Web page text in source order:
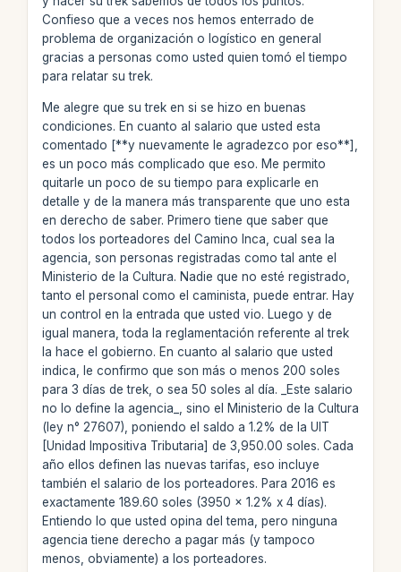
Confieso que a veces nos hemos enterrado de
problema de organización o logístico en general
gracias a personas como usted quien tomó el tiempo
para relatar su trek.
Me alegre que su trek en si se hizo en buenas
condiciones. En cuanto al salario que usted esta
comentado [**y nuevamente le agradezco por eso**],
es un poco más complicado que eso. Me permito
quitarle un poco de su tiempo para explicarle en
detalle y de la manera más transparente que uno esta
en derecho de saber. Primero tiene que saber que
todos los porteadores del Camino Inca, cual sea la
agencia, son personas registradas como tal ante el
Ministerio de la Cultura. Nadie que no esté registrado,
tanto el personal como el caminista, puede entrar. Hay
un control en la entrada que usted vio. Luego y de
igual manera, toda la reglamentación referente al trek
la hace el gobierno. En cuanto al salario que usted
indica, le confirmo que son más o menos 200 soles
para 3 días de trek, o sea 50 soles al día. _Este salario
no lo define la agencia_, sino el Ministerio de la Cultura
(ley n° 27607), poniendo el saldo a 1.2% de la UIT
[Unidad Impositiva Tributaria] de 3,950.00 soles. Cada
año ellos definen las nuevas tarifas, eso incluye
también el salario de los porteadores. Para 2016 es
exactamente 189.60 soles (3950 x 1.2% x 4 días).
Entiendo lo que usted opina del tema, pero ninguna
agencia tiene derecho a pagar más (y tampoco
menos, obviamente) a los porteadores.